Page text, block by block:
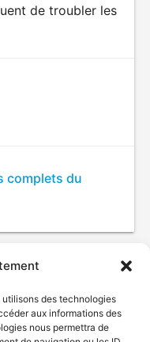
des technologies
aux informations des
nous permettra de
de troubler les
complets du